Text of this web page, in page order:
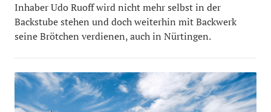
Inhaber Udo Ruoff wird nicht mehr selbst in der
Backstube stehen und doch weiterhin mit Backwerk
seine Brötchen verdienen, auch in Nürtingen.